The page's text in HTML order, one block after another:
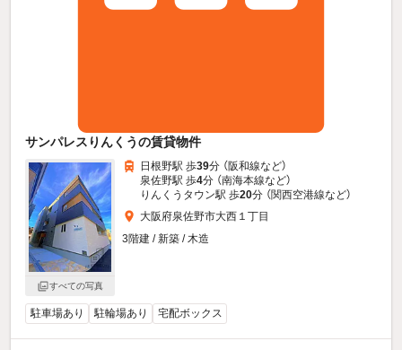
サンパレスりんくうの賃貸物件
すべての写真
日根野駅 歩39分 （阪和線など）
泉佐野駅 歩4分 （南海本線など）
りんくうタウン駅 歩20分 （関西空港線など）
大阪府泉佐野市大西１丁目
3階建 / 新築 / 木造
駐車場あり 駐輪場あり 宅配ボックス